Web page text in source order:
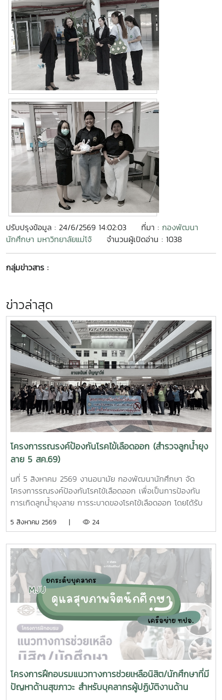
ปรับปรุงข้อมูล : 24/6/2569 14:02:03 ที่มา : กองพัฒนา
นักศึกษา มหาวิทยาลัยแม่โจ้
จำนวนผู้เปิดอ่าน : 1038
กลุ่มข่าวสาร :
ข่าวล่าสุด
โครงการรณรงค์ป้องกันโรคไข้เลือดออก (สำรวจลูกน้ำยุง
ลาย 5 สค.69)
นที่ 5 สิงหาคม 2569 งานอนามัย กองพัฒนานักศึกษา จัด
โครงการรณรงค์ป้องกันโรคไข้เลือดออก เพื่อเป็นการป้องกัน
การเกิดลูกน้ำยุงลาย การระบาดของโรคไข้เลือดออก โดยได้รับ
นักศึกษาจิตอาสา ร่วมกันสำรวจทำลายแหล่งเพาะพันธุ์ยุงลาย
มหาวิทยาลัยแม่โจ้ ทั้งนี้ได้รับความอนุเคราะห์รถรับนักศึกษาจาก
กองกายภาพและสิ่งแวดล้อม
5 สิงหาคม 2569 | 24
โครงการฝึกอบรมแนวทางการช่วยเหลือนิสิต/นักศึกษาที่มี
ปัญหาด้านสุขภาวะ สำหรับบุคลากรผู้ปฏิบัติงานด้าน